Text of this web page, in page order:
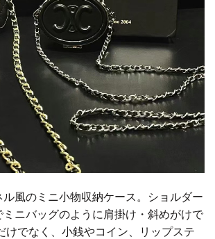
風のミニ小物収納ケース。ショルダー
ミニバッグのように肩掛け・斜めがけで
けでなく、小銭やコイン、リップステ